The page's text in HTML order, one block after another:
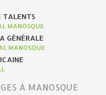
TALENTS
MANOSQUE
GÉNÉRALE
MANOSQUE
À MANOSQUE